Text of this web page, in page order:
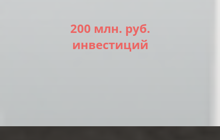
200 млн. руб.
инвестиций